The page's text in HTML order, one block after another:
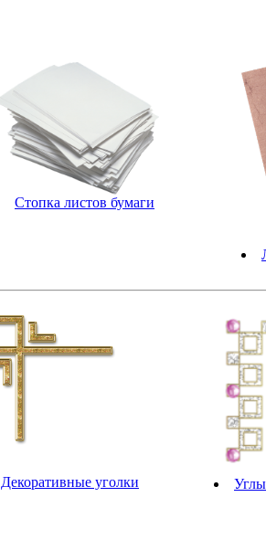
Стопка листов бумаги
Декоративные уголки